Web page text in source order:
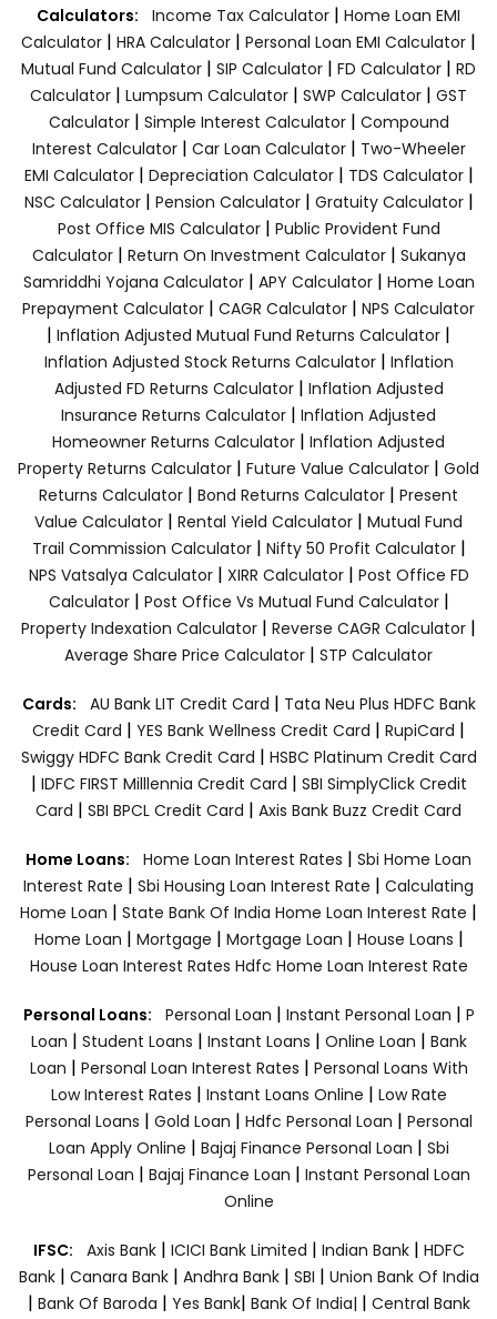
Calculators: Income Tax Calculator | Home Loan EMI
Calculator | HRA Calculator | Personal Loan EMI Calculator |
Mutual Fund Calculator | SIP Calculator | FD Calculator | RD
Calculator | Lumpsum Calculator | SWP Calculator | GST
Calculator| Simple Interest Calculator| Compound
Interest Calculator| Car Loan Calculator| Two-Wheeler
EMI Calculator| Depreciation Calculator| TDS Calculator|
NSC Calculator| Pension Calculator| Gratuity Calculator|
Post Office MIS Calculator| Public Provident Fund
Calculator| Return On Investment Calculator| Sukanya
Samriddhi Yojana Calculator| APY Calculator| Home Loan
Prepayment Calculator | CAGR Calculator | NPS Calculator
| Inflation Adjusted Mutual Fund Returns Calculator |
Inflation Adjusted Stock Returns Calculator| Inflation
Adjusted FD Returns Calculator| Inflation Adjusted
Insurance Returns Calculator | Inflation Adjusted
Homeowner Returns Calculator | Inflation Adjusted
Property Returns Calculator | Future Value Calculator | Gold
Returns Calculator | Bond Returns Calculator | Present
Value Calculator | Rental Yield Calculator | Mutual Fund
Trail Commission Calculator| Nifty 50 Profit Calculator|
NPS Vatsalya Calculator| XIRR Calculator| Post Office FD
Calculator| Post Office Vs Mutual Fund Calculator|
Property Indexation Calculator | Reverse CAGR Calculator |
Average Share Price Calculator | STP Calculator
Cards: AU Bank LIT Credit Card | Tata Neu Plus HDFC Bank
Credit Card | YES Bank Wellness Credit Card | RupiCard |
Swiggy HDFC Bank Credit Card | HSBC Platinum Credit Card
| IDFC FIRST Milllennia Credit Card | SBI SimplyClick Credit
Card | SBI BPCL Credit Card | Axis Bank Buzz Credit Card
Home Loans: Home Loan Interest Rates | Sbi Home Loan
Interest Rate | Sbi Housing Loan Interest Rate | Calculating
Home Loan | State Bank Of India Home Loan Interest Rate |
Home Loan | Mortgage | Mortgage Loan | House Loans |
House Loan Interest Rates Hdfc Home Loan Interest Rate
Personal Loans: Personal Loan | Instant Personal Loan | P
Loan | Student Loans | Instant Loans | Online Loan | Bank
Loan | Personal Loan Interest Rates | Personal Loans With
Low Interest Rates | Instant Loans Online | Low Rate
Personal Loans | Gold Loan | Hdfc Personal Loan | Personal
Loan Apply Online | Bajaj Finance Personal Loan | Sbi
Personal Loan | Bajaj Finance Loan | Instant Personal Loan
Online
IFSC: Axis Bank | ICICI Bank Limited | Indian Bank | HDFC
Bank| Canara Bank | Andhra Bank| SBI | Union Bank Of India
| Bank Of Baroda | Yes Bank| Bank Of India| | Central Bank